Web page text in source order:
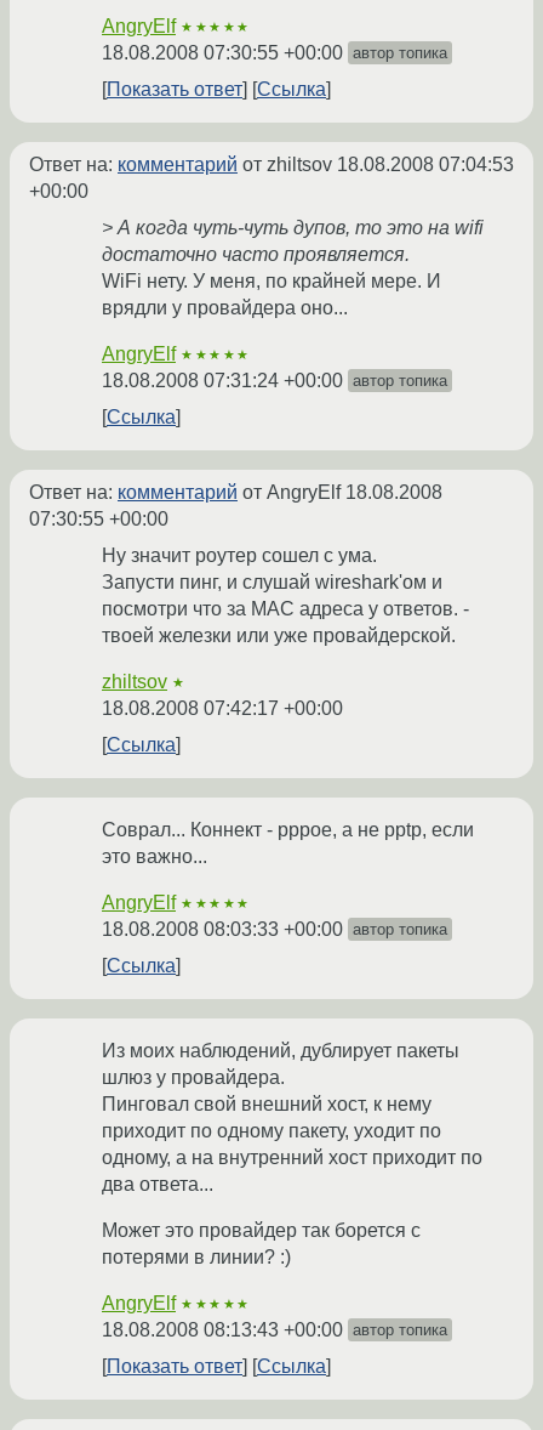
AngryElf ★★★★★
18.08.2008 07:30:55 +00:00 автор топика
Показать ответ Ссылка
Ответ на: комментарий от zhiltsov 18.08.2008 07:04:53
+00:00
> А когда чуть-чуть дупов, то это на wifi
достаточно часто проявляется.
WiFi нету. У меня, по крайней мере. И
врядли у провайдера оно...
AngryElf ★★★★★
18.08.2008 07:31:24 +00:00 автор топика
Ссылка
Ответ на: комментарий от AngryElf 18.08.2008
07:30:55 +00:00
Ну значит роутер сошел с ума.
Запусти пинг, и слушай wireshark'ом и
посмотри что за MAC адреса у ответов. -
твоей железки или уже провайдерской.
zhiltsov ★
18.08.2008 07:42:17 +00:00
Ссылка
Соврал... Коннект - pppoe, а не pptp, если
это важно...
AngryElf ★★★★★
18.08.2008 08:03:33 +00:00 автор топика
Ссылка
Из моих наблюдений, дублирует пакеты
шлюз у провайдера.
Пинговал свой внешний хост, к нему
приходит по одному пакету, уходит по
одному, а на внутренний хост приходит по
два ответа...
Может это провайдер так борется с
потерями в линии? :)
AngryElf ★★★★★
18.08.2008 08:13:43 +00:00 автор топика
Показать ответ Ссылка